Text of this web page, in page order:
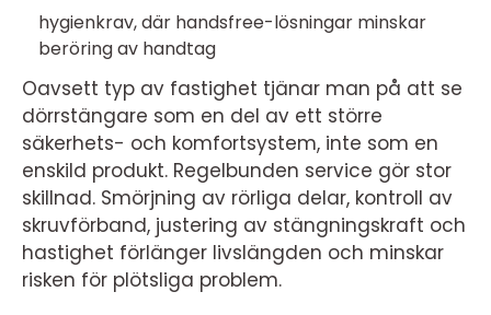
hygienkrav, där handsfree-lösningar minskar
beröring av handtag
Oavsett typ av fastighet tjänar man på att se
dörrstängare som en del av ett större
säkerhets- och komfortsystem, inte som en
enskild produkt. Regelbunden service gör stor
skillnad. Smörjning av rörliga delar, kontroll av
skruvförband, justering av stängningskraft och
hastighet förlänger livslängden och minskar
risken för plötsliga problem.